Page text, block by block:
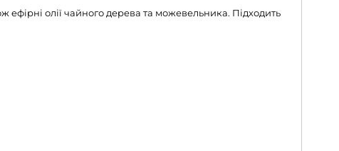
олії чайного дерева та можевельника. Підходить